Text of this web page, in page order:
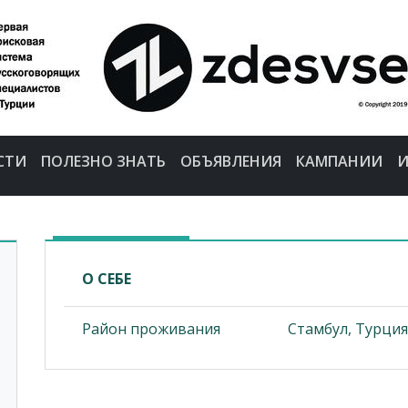
ПОЛЕЗНО ЗНАТЬ ОБЪЯВЛЕНИЯ КАМПАНИИ
О СЕБЕ
Район проживания Стамбул, Турция